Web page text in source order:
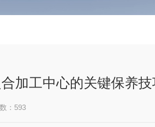
加工中心的关键保养技
：593